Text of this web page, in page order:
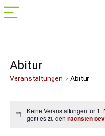
Abitur
Veranstaltungen Abitur
für
Hinweis
Keine Veranstaltungen für
geht es zu dennächsten